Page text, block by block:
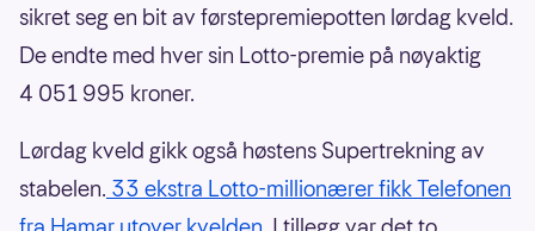
sikret seg en bit av førstepremiepotten lørdag kveld.
De endte med hver sin Lotto-premie på nøyaktig
4 051 995 kroner.
Lørdag kveld gikk også høstens Supertrekning av
stabelen. 33 ekstra Lotto-millionærer fikk Telefonen